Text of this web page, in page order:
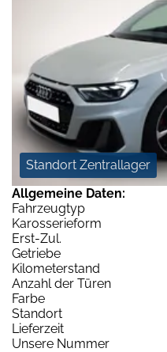
Standort Zentrallager
Allgemeine Daten:
Fahrzeugtyp
Karosserieform
Erst-Zul.
Getriebe
Kilometerstand
Anzahl der Türen
Farbe
Standort
Lieferzeit
Unsere Nummer